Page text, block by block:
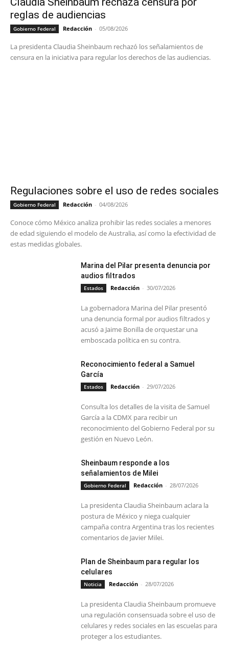
reglas de audiencias
Gobierno Federal Redacción - 05/08/2026
La presidenta Claudia Sheinbaum rechazó los señalamientos de
censura en la iniciativa para regular los derechos de las audiencias.
Regulaciones sobre el uso de redes sociales
Gobierno Federal Redacción - 04/08/2026
Conoce cómo México analiza prohibir las redes sociales a menores
de edad siguiendo el modelo de Australia, así como la efectividad de
estas medidas globales.
Marina del Pilar presenta denuncia por
audios filtrados
Estados Redacción - 30/07/2026
La gobernadora Marina del Pilar presentó
una denuncia formal por audios filtrados y
acusó a Jaime Bonilla de orquestar una
emboscada política en su contra.
Reconocimiento federal a Samuel
García
Estados Redacción - 29/07/2026
Consulta los detalles de la visita de Samuel
García a la CDMX para recibir un
reconocimiento del Gobierno Federal por su
gestión en Nuevo León.
Sheinbaum responde a los
señalamientos de Milei
Gobierno Federal Redacción - 28/07/2026
La presidenta Claudia Sheinbaum aclara la
postura de México y niega cualquier
campaña contra Argentina tras los recientes
comentarios de Javier Milei.
Plan de Sheinbaum para regular los
celulares
Noticia Redacción - 28/07/2026
La presidenta Claudia Sheinbaum promueve
una regulación consensuada sobre el uso de
celulares y redes sociales en las escuelas para
proteger a los estudiantes.